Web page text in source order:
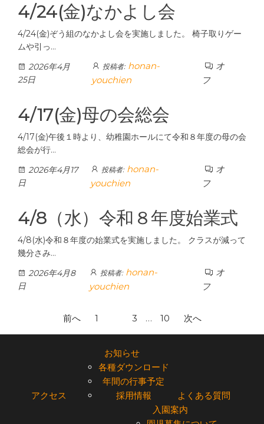
4/24(金)なかよし会
4/24(金)ぞう組のなかよし会を実施しました。 椅子取りゲー
ムや引っ…
2026年4月
25日
投稿者: honan-
youchien
オ
フ
4/17(金)母の会総会
4/17(金)午後１時より、幼稚園ホールにて令和８年度の母の会
総会が行…
2026年4月17
日
投稿者: honan-
youchien
オ
フ
4/8（水）令和８年度始業式
4/8(水)令和８年度の始業式を実施しました。 クラスが減って
幾分さみ…
2026年4月8
日
投稿者: honan-
youchien
オ
フ
稿
前へ 1 3 … 10 次へ
アクセス
お知らせ
各種ダウンロード
年間の行事予定
採用情報
よくある質問
入園案内